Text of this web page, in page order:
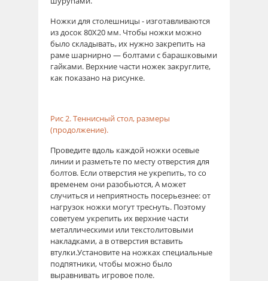
Ножки для столешницы - изготавливаются
из досок 80X20 мм. Чтобы ножки можно
было складывать, их нужно закрепить на
раме шарнирно — болтами с барашковыми
гайками. Верхние части ножек закруглите,
как показано на рисунке.
Рис 2. Теннисный стол, размеры
(продолжение).
Проведите вдоль каждой ножки осевые
линии и разметьте по месту отверстия для
болтов. Если отверстия не укрепить, то со
временем они разобьются, А может
случиться и неприятность посерьезнее: от
нагрузок ножки могут треснуть. Поэтому
советуем укрепить их верхние части
металлическими или текстолитовыми
накладками, а в отверстия вставить
втулки.Установите на ножках специальные
подпятники, чтобы можно было
выравнивать игровое поле.